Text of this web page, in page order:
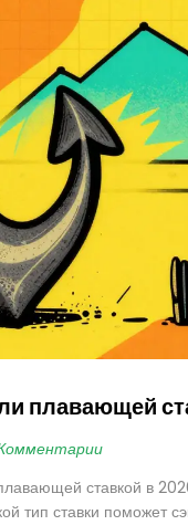
плавающей
ставкой в
тип ставки поможет